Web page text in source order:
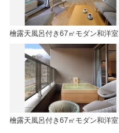
檜露天風呂付き67㎡モダン和洋室
檜露天風呂付き67㎡モダン和洋室